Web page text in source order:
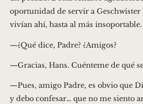
oportunidad de servir a Geschwister
vivían ahí, hasta al más insoportable.
—¿Qué dice, Padre? ¿Amigos?
—Gracias, Hans. Cuénteme de qué
—Pues, amigo Padre, es obvio que
y debo confesar… que no me siento